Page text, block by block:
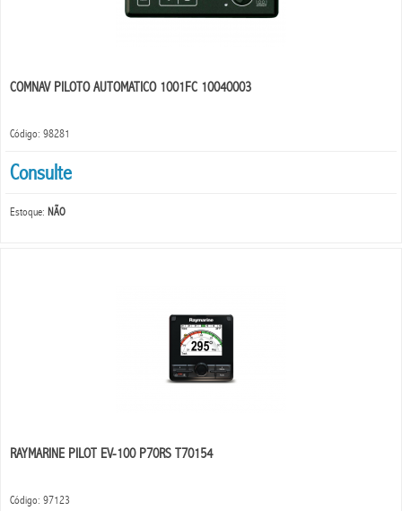
COMNAV PILOTO AUTOMATICO 1001FC 10040003
Código: 98281
Consulte
Estoque: NÃO
RAYMARINE PILOT EV-100 P70RS T70154
Código: 97123